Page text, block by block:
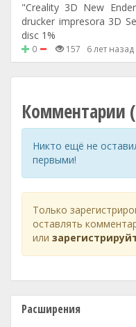
"Creality 3D New
drucker impresora 3D
disc 1%
0 157 6 лет назад
Комментарии
Никто ещё не
первыми!
Только
оставлять
или
Расширения